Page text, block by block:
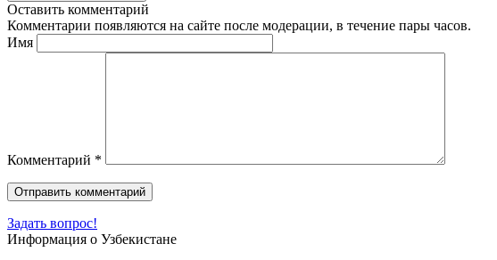
Оставить комментарий
Комментарии появляются на сайте после модерации, в течение пары часов.
Имя
Комментарий *
Задать вопрос!
Информация о Узбекистане